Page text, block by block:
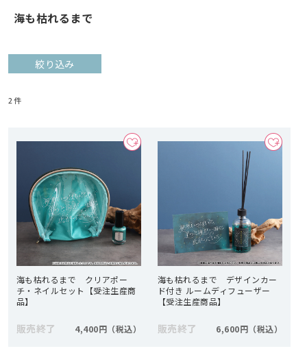
海も枯れるまで
絞り込み
2件
海も枯れるまで クリアポー
チ・ネイルセット【受注生産商
品】
販売終了 4,400円
海も枯れるまで デザインカー
ド付き ルームディフューザー
【受注生産商品】
販売終了 6,600円